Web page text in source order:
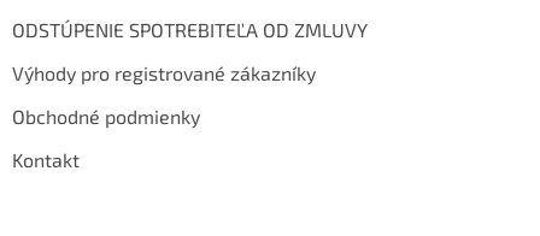
ODSTÚPENIE SPOTREBITEĽA OD ZMLUVY
Výhody pro registrované zákazníky
Obchodné podmienky
Kontakt